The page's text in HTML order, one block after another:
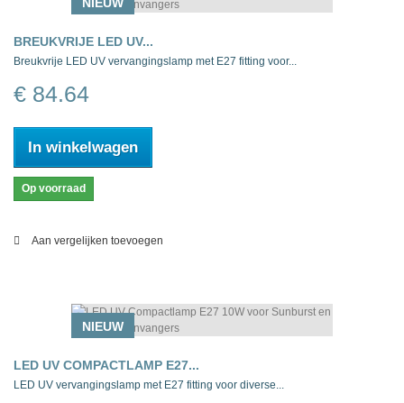
NIEUW
BREUKVRIJE LED UV...
Breukvrije LED UV vervangingslamp met E27 fitting voor...
€ 84.64
In winkelwagen
Op voorraad
Aan vergelijken toevoegen
NIEUW
LED UV COMPACTLAMP E27...
LED UV vervangingslamp met E27 fitting voor diverse...